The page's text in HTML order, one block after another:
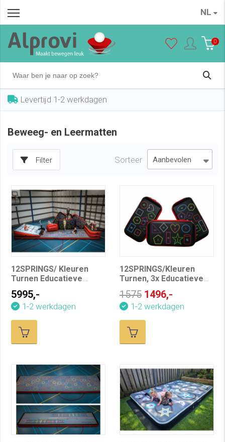
NL
0
Levertijd 1-2 werkdagen
Beweeg- en Leermatten
Filter Sorteer
12SPRINGS/ Kleuren
Turnen Educatieve
5995,-
1-2 werkdagen
12SPRINGS/Kleuren
Turnen, 3x Educatieve
Vormen
1575 1496,-
1-2 werkdagen